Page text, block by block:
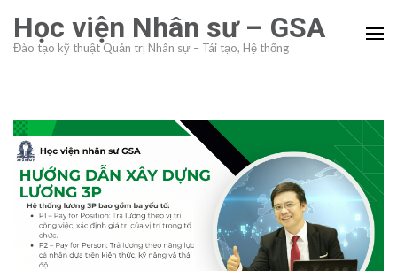
content
Học viện Nhân sư – GSA
Đào tạo kỹ thuật Quản trị Nhân sự – Tái tạo, Hệ thống